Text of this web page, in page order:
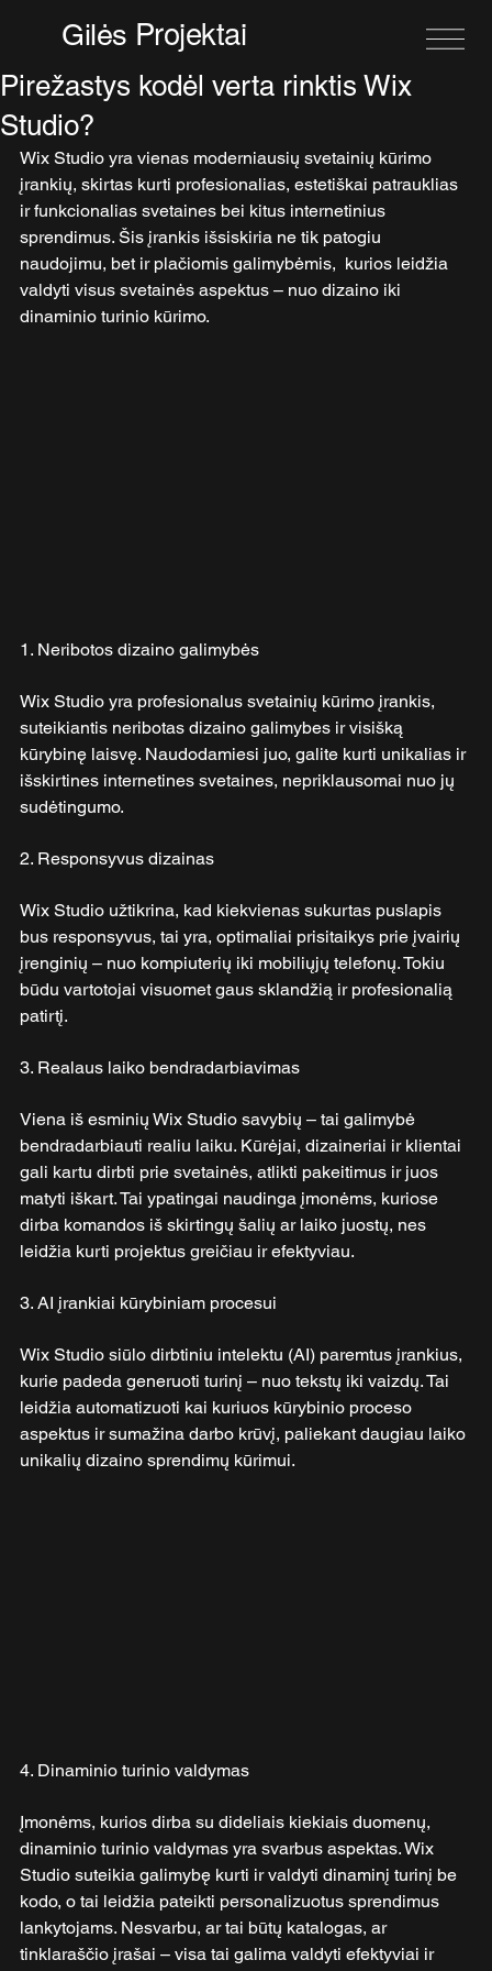
Gilės Projektai
Pirežastys kodėl verta rinktis Wix
Studio?
Wix Studio yra vienas moderniausių svetainių kūrimo
įrankių, skirtas kurti profesionalias, estetiškai patrauklias
ir funkcionalias svetaines bei kitus internetinius
sprendimus. Šis įrankis išsiskiria ne tik patogiu
naudojimu, bet ir plačiomis galimybėmis,  kurios leidžia
valdyti visus svetainės aspektus – nuo dizaino iki
dinaminio turinio kūrimo.
1. Neribotos dizaino galimybės
Wix Studio yra profesionalus svetainių kūrimo įrankis,
suteikiantis neribotas dizaino galimybes ir visišką
kūrybinę laisvę. Naudodamiesi juo, galite kurti unikalias ir
išskirtines internetines svetaines, nepriklausomai nuo jų
sudėtingumo.
2. Responsyvus dizainas
Wix Studio užtikrina, kad kiekvienas sukurtas puslapis
bus responsyvus, tai yra, optimaliai prisitaikys prie įvairių
įrenginių – nuo kompiuterių iki mobiliųjų telefonų. Tokiu
būdu vartotojai visuomet gaus sklandžią ir profesionalią
patirtį.
3. Realaus laiko bendradarbiavimas
Viena iš esminių Wix Studio savybių – tai galimybė
bendradarbiauti realiu laiku. Kūrėjai, dizaineriai ir klientai
gali kartu dirbti prie svetainės, atlikti pakeitimus ir juos
matyti iškart. Tai ypatingai naudinga įmonėms, kuriose
dirba komandos iš skirtingų šalių ar laiko juostų, nes
leidžia kurti projektus greičiau ir efektyviau.
3. AI įrankiai kūrybiniam procesui
Wix Studio siūlo dirbtiniu intelektu (AI) paremtus įrankius,
kurie padeda generuoti turinį – nuo tekstų iki vaizdų. Tai
leidžia automatizuoti kai kuriuos kūrybinio proceso
aspektus ir sumažina darbo krūvį, paliekant daugiau laiko
unikalių dizaino sprendimų kūrimui.
4. Dinaminio turinio valdymas
Įmonėms, kurios dirba su dideliais kiekiais duomenų,
dinaminio turinio valdymas yra svarbus aspektas. Wix
Studio suteikia galimybę kurti ir valdyti dinaminį turinį be
kodo, o tai leidžia pateikti personalizuotus sprendimus
lankytojams. Nesvarbu, ar tai būtų katalogas, ar
tinklaraščio įrašai – visa tai galima valdyti efektyviai ir